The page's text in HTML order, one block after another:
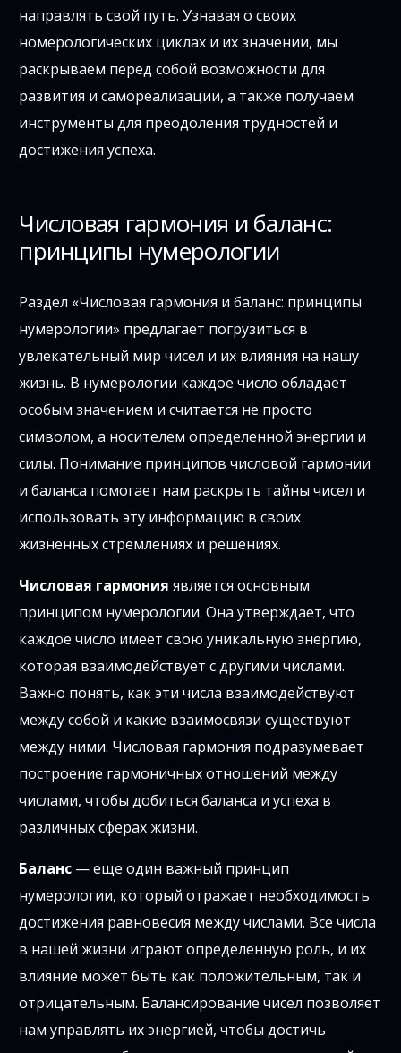
направлять свой путь. Узнавая о своих
номерологических циклах и их значении, мы
раскрываем перед собой возможности для
развития и самореализации, а также получаем
инструменты для преодоления трудностей и
достижения успеха.
Числовая гармония и баланс:
принципы нумерологии
Раздел «Числовая гармония и баланс: принципы
нумерологии» предлагает погрузиться в
увлекательный мир чисел и их влияния на нашу
жизнь. В нумерологии каждое число обладает
особым значением и считается не просто
символом, а носителем определенной энергии и
силы. Понимание принципов числовой гармонии
и баланса помогает нам раскрыть тайны чисел и
использовать эту информацию в своих
жизненных стремлениях и решениях.
Числовая гармония является основным
принципом нумерологии. Она утверждает, что
каждое число имеет свою уникальную энергию,
которая взаимодействует с другими числами.
Важно понять, как эти числа взаимодействуют
между собой и какие взаимосвязи существуют
между ними. Числовая гармония подразумевает
построение гармоничных отношений между
числами, чтобы добиться баланса и успеха в
различных сферах жизни.
Баланс — еще один важный принцип
нумерологии, который отражает необходимость
достижения равновесия между числами. Все числа
в нашей жизни играют определенную роль, и их
влияние может быть как положительным, так и
отрицательным. Балансирование чисел позволяет
нам управлять их энергией, чтобы достичь